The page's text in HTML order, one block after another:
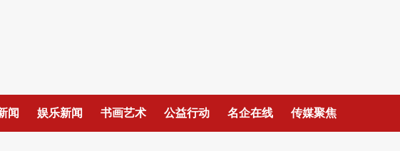
闻 娱乐新闻 书画艺术 公益行动 名企在线 传媒聚焦